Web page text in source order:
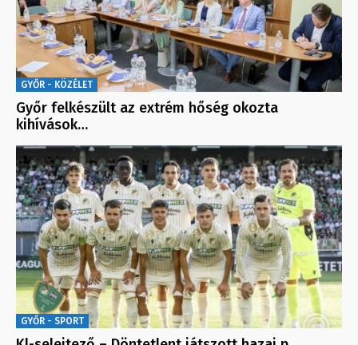
GYŐR - KÖZÉLET
Győr felkészült az extrém hőség okozta
kihívások…
GYŐR - SPORT